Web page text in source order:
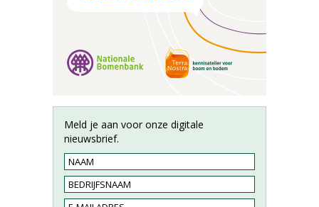
Meld je aan voor onze digitale
nieuwsbrief.